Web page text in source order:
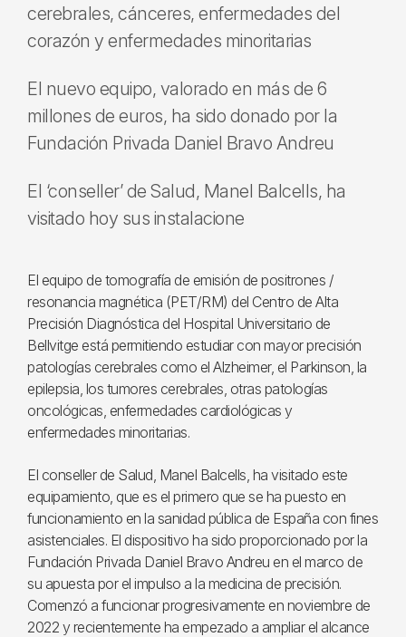
cerebrales, cánceres, enfermedades del
corazón y enfermedades minoritarias
El nuevo equipo, valorado en más de 6
millones de euros, ha sido donado por la
Fundación Privada Daniel Bravo Andreu
El ‘conseller’ de Salud, Manel Balcells, ha
visitado hoy sus instalacione
El equipo de tomografía de emisión de positrones /
resonancia magnética (PET/RM) del Centro de Alta
Precisión Diagnóstica del Hospital Universitario de
Bellvitge está permitiendo estudiar con mayor precisión
patologías cerebrales como el Alzheimer, el Parkinson, la
epilepsia, los tumores cerebrales, otras patologías
oncológicas, enfermedades cardiológicas y
enfermedades minoritarias.
El conseller de Salud, Manel Balcells, ha visitado este
equipamiento, que es el primero que se ha puesto en
funcionamiento en la sanidad pública de España con fines
asistenciales. El dispositivo ha sido proporcionado por la
Fundación Privada Daniel Bravo Andreu en el marco de
su apuesta por el impulso a la medicina de precisión.
Comenzó a funcionar progresivamente en noviembre de
2022 y recientemente ha empezado a ampliar el alcance